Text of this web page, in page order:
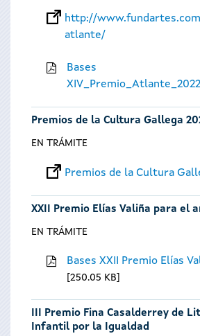
http://
atlante/
Bases
XIV_Premio_Atlante_2022
Premios de la Cultura Gallega
EN TRÁMITE
Premios de la Cultura
XXII Premio Elías Valiña para el
EN TRÁMITE
Bases XXII Premio Elías
250.05 KB
III Premio Fina Casalderrey de
Infantil por la Igualdad